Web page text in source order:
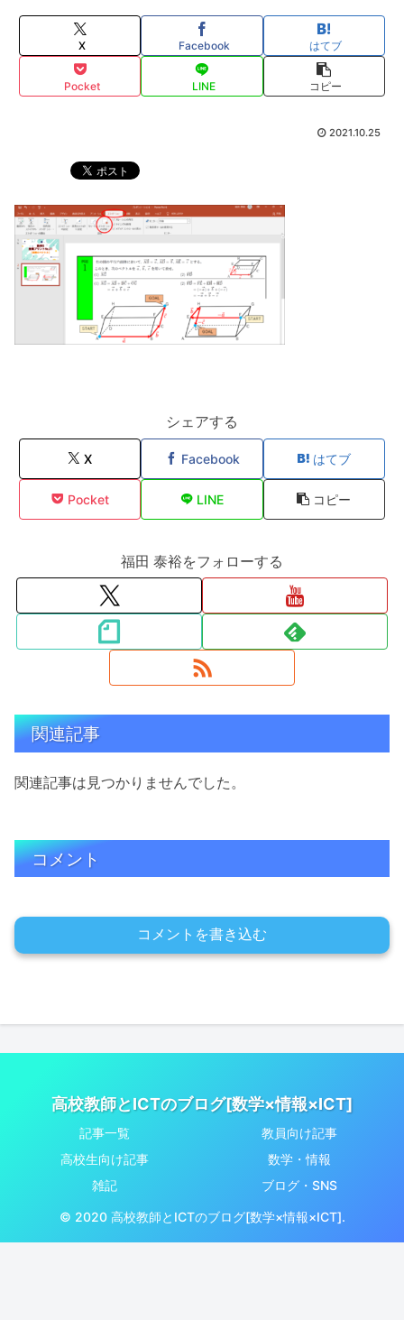
X Facebook はてブ
Pocket LINE コピー
2021.10.25
シェアする
X Facebook はてブ
Pocket LINE コピー
福田 泰裕をフォローする
関連記事
関連記事は見つかりませんでした。
コメント
コメントを書き込む
高校教師とICTのブログ[数学×情報×ICT]
記事一覧
教員向け記事
高校生向け記事
数学・情報
雑記
ブログ・SNS
© 2020 高校教師とICTのブログ[数学×情報×ICT].